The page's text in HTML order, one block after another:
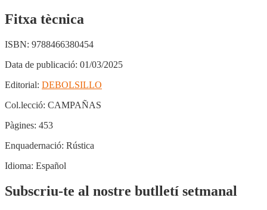
Fitxa tècnica
ISBN: 9788466380454
Data de publicació: 01/03/2025
Editorial: DEBOLSILLO
Col.lecció: CAMPAÑAS
Pàgines: 453
Enquadernació: Rústica
Idioma: Español
Subscriu-te al nostre butlletí setmanal